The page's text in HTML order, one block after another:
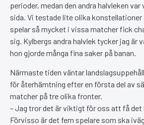
perioder, medan den andra halvleken
sida. Vi testade lite olika
spelar så mycket i vissa matcher fick
sig. Kylbergs andra halvlek tycker jag är
hon gjorde många fina saker på banan.
Närmaste tiden väntar
för återhämtning efter en första del av
matcher på tre olika fronter.
– Jag tror det är viktigt för oss att få det
Förvisso är det fem spelare som ska